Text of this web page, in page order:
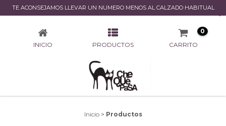
TE ACONSEJAMOS LLEVAR UN NUMERO MENOS AL CALZADO HABITUAL
PRODUCTOS
INICIO PRODUCTOS CARRITO
0
Inicio > Productos